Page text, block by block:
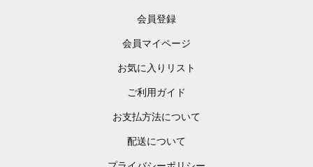
会員登録
会員マイページ
お気に入りリスト
ご利用ガイド
お支払方法について
配送について